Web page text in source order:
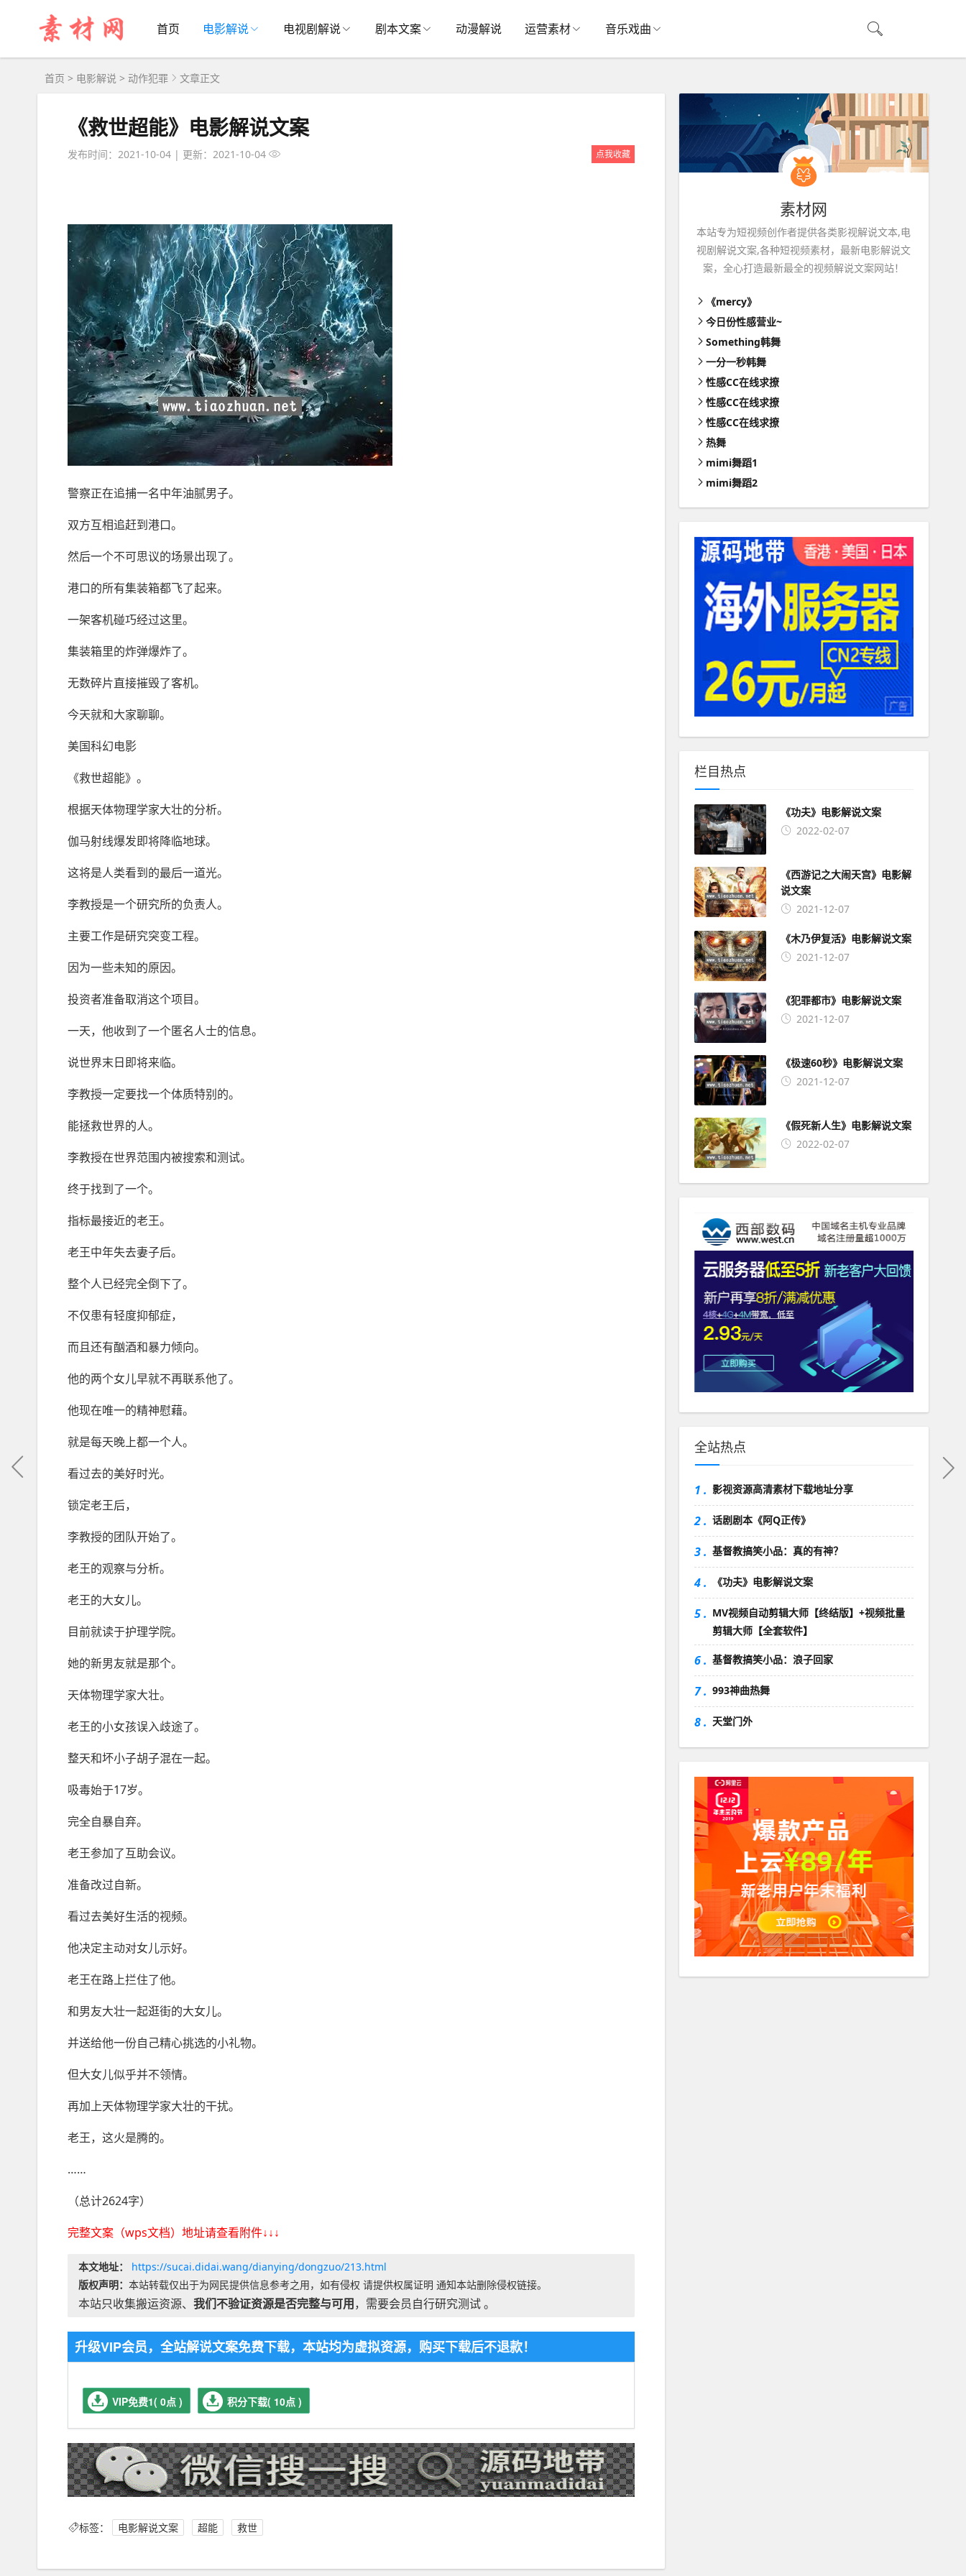
首页 电影解说 电视剧解说 剧本文案 动漫解说 运营素材 音乐戏曲
首页 > 电影解说 > 动作犯罪 文章正文
《救世超能》电影解说文案
发布时间：2021-10-04 | 更新：2021-10-04 点我收藏
警察正在追捕一名中年油腻男子。
双方互相追赶到港口。
然后一个不可思议的场景出现了。
港口的所有集装箱都飞了起来。
一架客机碰巧经过这里。
集装箱里的炸弹爆炸了。
无数碎片直接摧毁了客机。
今天就和大家聊聊。
美国科幻电影
《救世超能》。
根据天体物理学家大壮的分析。
伽马射线爆发即将降临地球。
这将是人类看到的最后一道光。
李教授是一个研究所的负责人。
主要工作是研究突变工程。
因为一些未知的原因。
投资者准备取消这个项目。
一天，他收到了一个匿名人士的信息。
说世界末日即将来临。
李教授一定要找一个体质特别的。
能拯救世界的人。
李教授在世界范围内被搜索和测试。
终于找到了一个。
指标最接近的老王。
老王中年失去妻子后。
整个人已经完全倒下了。
不仅患有轻度抑郁症，
而且还有酗酒和暴力倾向。
他的两个女儿早就不再联系他了。
他现在唯一的精神慰藉。
就是每天晚上都一个人。
看过去的美好时光。
锁定老王后，
李教授的团队开始了。
老王的观察与分析。
老王的大女儿。
目前就读于护理学院。
她的新男友就是那个。
天体物理学家大壮。
老王的小女孩误入歧途了。
整天和坏小子胡子混在一起。
吸毒始于17岁。
完全自暴自弃。
老王参加了互助会议。
准备改过自新。
看过去美好生活的视频。
他决定主动对女儿示好。
老王在路上拦住了他。
和男友大壮一起逛街的大女儿。
并送给他一份自己精心挑选的小礼物。
但大女儿似乎并不领情。
再加上天体物理学家大壮的干扰。
老王，这火是腾的。
……
（总计2624字）
完整文案（wps文档）地址请查看附件↓↓↓
本文地址：
https://sucai.didai.wang/dianying/dongzuo/213.html
版权声明： 本站转载仅出于为网民提供信息参考之用，如有侵权 请提供权属证明 通知本站删除侵权链接。
本站只收集搬运资源、 我们不验证资源是否完整与可用，需要会员自行研究测试 。
升级VIP会员，全站解说文案免费下载，本站均为虚拟资源，购买下载后不退款！
VIP免费1( 0点 ) 积分下载( 10点 )
标签： 电影解说文案 超能 救世
素材网
本站专为短视频创作者提供各类影视解说文本,电
视剧解说文案,各种短视频素材，最新电影解说文
案，全心打造最新最全的视频解说文案网站！
《mercy》
今日份性感营业~
Something韩舞
一分一秒韩舞
性感CC在线求撩
性感CC在线求撩
性感CC在线求撩
热舞
mimi舞蹈1
mimi舞蹈2
栏目热点
《功夫》电影解说文案
2022-02-07
《西游记之大闹天宫》电影解
说文案
2021-12-07
《木乃伊复活》电影解说文案
2021-12-07
《犯罪都市》电影解说文案
2021-12-07
《极速60秒》电影解说文案
2021-12-07
《假死新人生》电影解说文案
2022-02-07
全站热点
1 . 影视资源高清素材下载地址分享
2 . 话剧剧本《阿Q正传》
3 . 基督教搞笑小品：真的有神？
4 . 《功夫》电影解说文案
5 . MV视频自动剪辑大师【终结版】+视频批量
剪辑大师【全套软件】
6 . 基督教搞笑小品：浪子回家
7 . 993神曲热舞
8 . 天堂门外